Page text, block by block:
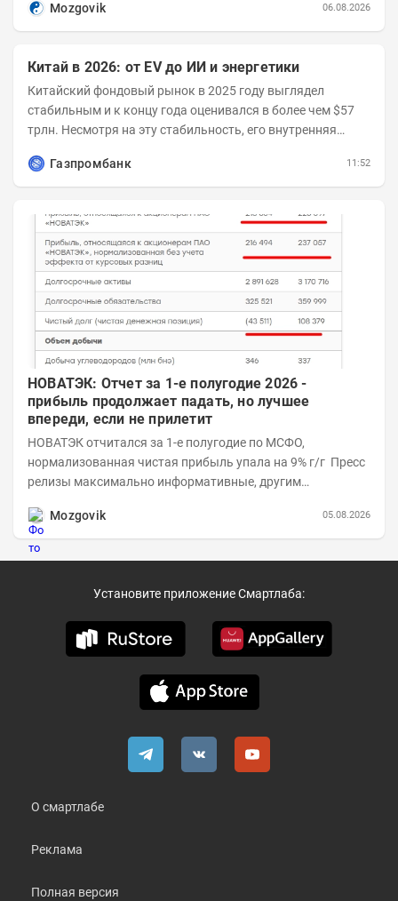
Mozgovik
06.08.2026
Китай в 2026: от EV до ИИ и энергетики
Китайский фондовый рынок в 2025 году выглядел
стабильным и к концу года оценивался в более чем $57
трлн. Несмотря на эту стабильность, его внутренняя
Газпромбанк
11:52
НОВАТЭК: Отчет за 1-е полугодие 2026 -
прибыль продолжает падать, но лучшее
впереди, если не прилетит
НОВАТЭК отчитался за 1-е полугодие по МСФО,
нормализованная чистая прибыль упала на 9% г/г Пресс
релизы максимально информативные, другим
Mozgovik
05.08.2026
Установите приложение Смартлаба:
О смартлабе
Реклама
Полная версия